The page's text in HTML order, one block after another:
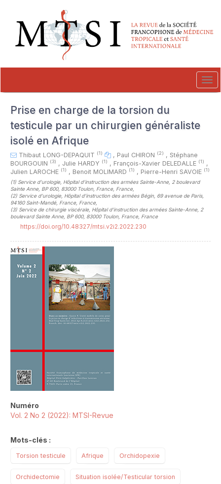
##plugins.themes.novelty.accessible_menu.main_navigation##
##plugins.themes.novelty.accessible_menu.main_content##
##plugins.themes.novelty.accessible_menu.sidebar##
Prise en charge de la torsion du
testicule par un chirurgien généraliste
isolé en Afrique
Thibaut LONG-DEPAQUIT (1) , Paul CHIRON (2) , Stéphane
BOURGOUIN (3) , Julie HARDY (1) , François-Xavier DELEDALLE (1) ,
Julien LAROCHE (1) , Benoit MOLIMARD (1) , Pierre-Henri SAVOIE (1)
(1) Service d’urologie, Hôpital d’instruction des armées Sainte-Anne, 2 boulevard
Sainte Anne, BP 600, 83000 Toulon, France, France,
(2) Service d’urologie, Hôpital d’instruction des armées Bégin, 69 avenue de Paris,
94160 Saint-Mandé, France, France,
(3) Service de chirurgie viscérale, Hôpital d’instruction des armées Sainte-Anne, 2
boulevard Sainte Anne, BP 600, 83000 Toulon, France, France
https://doi.org/10.48327/mtsi.v2i2.2022.230
Numéro
Vol. 2 No 2 (2022): MTSI-Revue
Mots-clés :
Torsion testicule Afrique Orchidopexie
Orchidectomie Situation isolée/Testicular torsion